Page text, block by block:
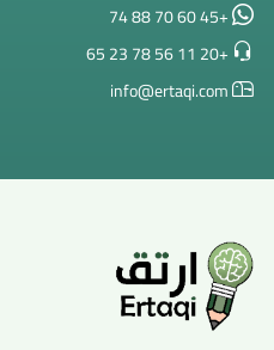
+45 60 70 88 74
+20 11 56 78 23 65
info@ertaqi.com